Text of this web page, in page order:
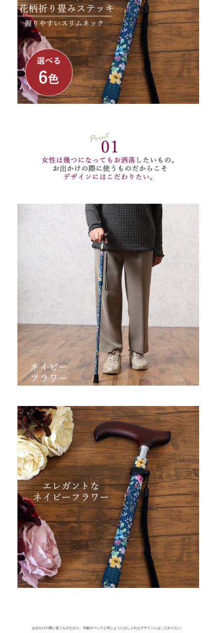
お出かけの際に使うものだから、洋服やバッグと同じようにおしゃれなデザインにはこだわりたい。